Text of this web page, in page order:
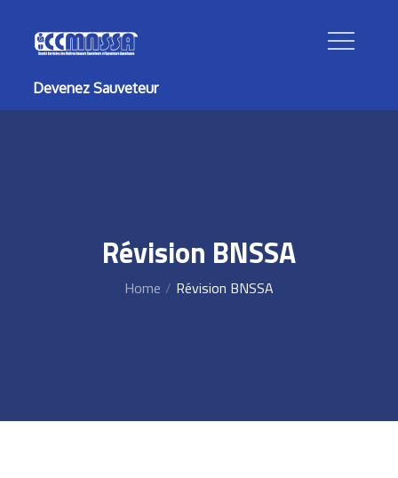
Devenez Sauveteur
Révision BNSSA
Home Révision BNSSA